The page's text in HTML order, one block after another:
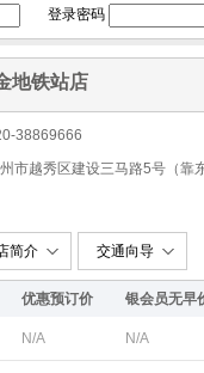
登录密码
地铁站店
38869666
市越秀区建设三马路5号（靠
简介 交通向导
优惠预订价 银会员无早
N/A N/A